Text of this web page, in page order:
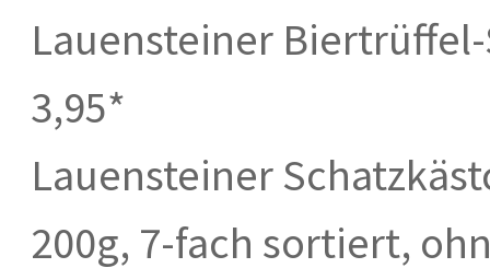
Lauensteiner
3,95*
Lauensteiner
200g, 7-fach sortiert,